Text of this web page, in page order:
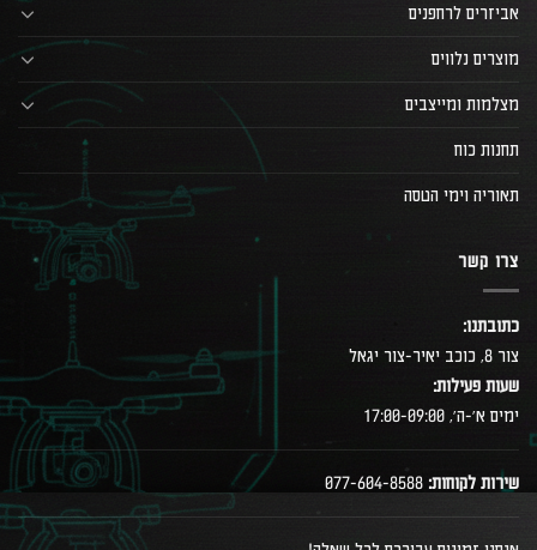
אביזרים לרחפנים
מוצרים נלווים
מצלמות ומייצבים
תחנות כוח
תאוריה וימי הטסה
צרו קשר
כתובתנו:
צור 8, כוכב יאיר-צור יגאל
שעות פעילות:
ימים א׳-ה׳, 17:00-09:00
שירות לקוחות: